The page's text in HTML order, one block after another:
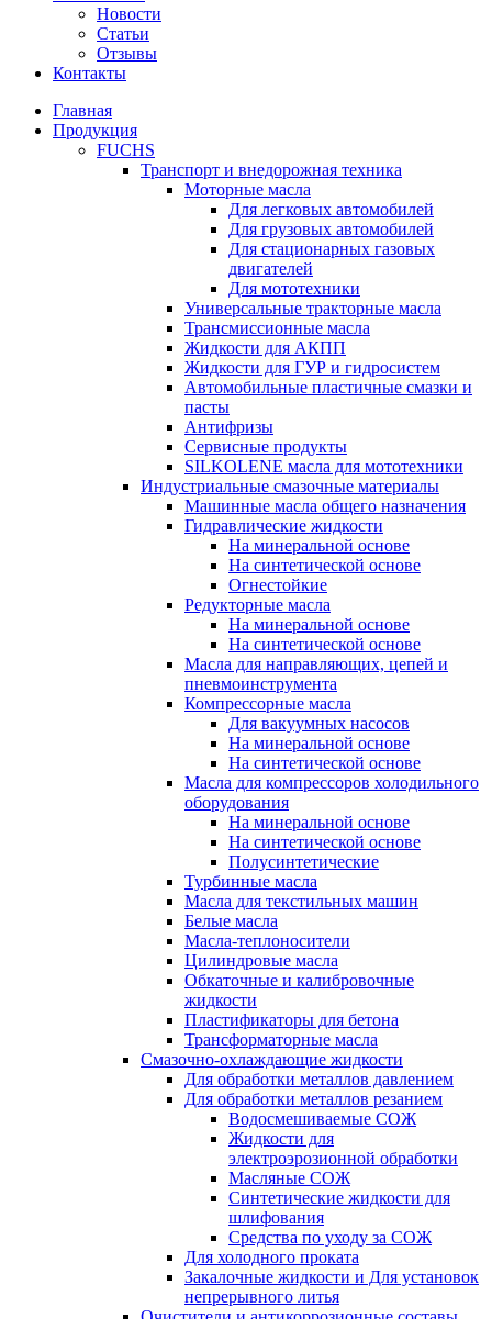
Новости
Статьи
Отзывы
Контакты
Главная
Продукция
FUCHS
Транспорт и внедорожная техника
Моторные масла
Для легковых автомобилей
Для грузовых автомобилей
Для стационарных газовых
двигателей
Для мототехники
Универсальные тракторные масла
Трансмиссионные масла
Жидкости для АКПП
Жидкости для ГУР и гидросистем
Автомобильные пластичные смазки и
пасты
Антифризы
Сервисные продукты
SILKOLENE масла для мототехники
Индустриальные смазочные материалы
Машинные масла общего назначения
Гидравлические жидкости
На минеральной основе
На синтетической основе
Огнестойкие
Редукторные масла
На минеральной основе
На синтетической основе
Масла для направляющих, цепей и
пневмоинструмента
Компрессорные масла
Для вакуумных насосов
На минеральной основе
На синтетической основе
Масла для компрессоров холодильного
оборудования
На минеральной основе
На синтетической основе
Полусинтетические
Турбинные масла
Масла для текстильных машин
Белые масла
Масла-теплоносители
Цилиндровые масла
Обкаточные и калибровочные
жидкости
Пластификаторы для бетона
Трансформаторные масла
Смазочно-охлаждающие жидкости
Для обработки металлов давлением
Для обработки металлов резанием
Водосмешиваемые СОЖ
Жидкости для
электроэрозионной обработки
Масляные СОЖ
Синтетические жидкости для
шлифования
Средства по уходу за СОЖ
Для холодного проката
Закалочные жидкости и Для установок
непрерывного литья